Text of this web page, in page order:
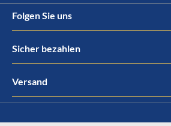
Folgen Sie uns
Sicher bezahlen
Versand